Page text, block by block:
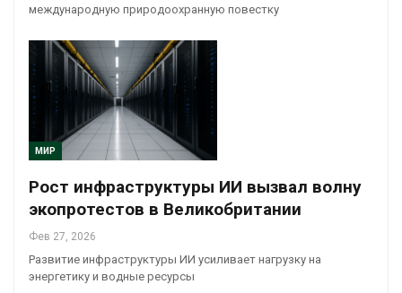
международную природоохранную повестку
МИР
Рост инфраструктуры ИИ вызвал волну
экопротестов в Великобритании
Фев 27, 2026
Развитие инфраструктуры ИИ усиливает нагрузку на
энергетику и водные ресурсы